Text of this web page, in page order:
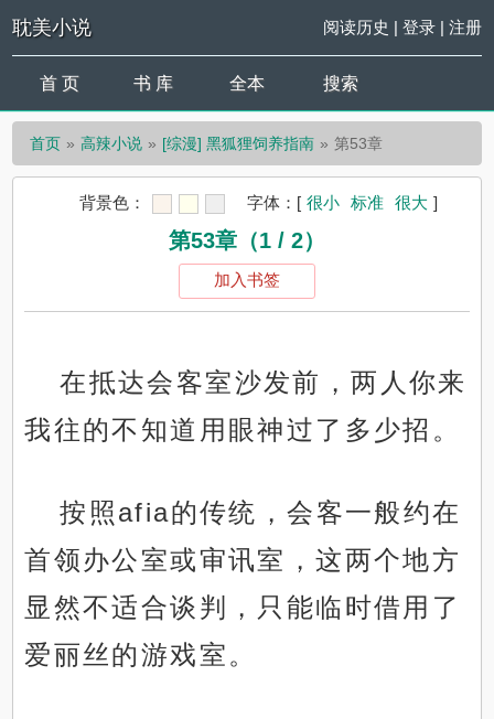
耽美小说 阅读历史 | 登录| 注册
首 页 书 库 全本 搜索
首页 高辣小说 [综漫] 黑狐狸饲养指南 第53章
背景色： 字体： [ 很小 标准 很大 ]
第53章（1 / 2）
加入书签
在抵达会客室沙发前，两人你来
我往的不知道用眼神过了多少招。
按照afia的传统，会客一般约在
首领办公室或审讯室，这两个地方
显然不适合谈判，只能临时借用了
爱丽丝的游戏室。